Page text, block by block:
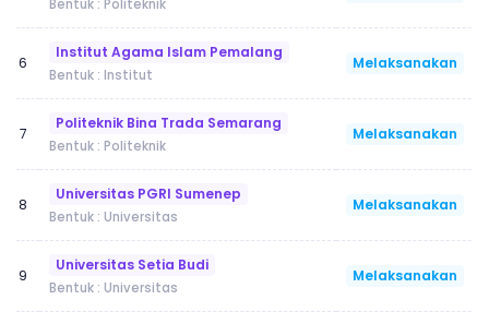
Bentuk : Politeknik
6
Institut Agama Islam Pemalang
Bentuk : Institut
Melaksanakan
7
Politeknik Bina Trada Semarang
Bentuk : Politeknik
Melaksanakan
8
Universitas PGRI Sumenep
Bentuk : Universitas
Melaksanakan
9
Universitas Setia Budi
Bentuk : Universitas
Melaksanakan